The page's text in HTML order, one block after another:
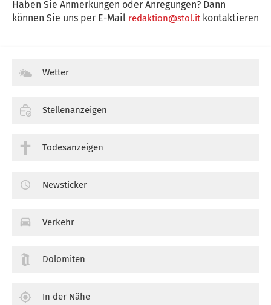
Haben Sie Anmerkungen oder Anregungen? Dann
können Sie uns per E-Mail redaktion@stol.itkontaktieren
Wetter
Stellenanzeigen
Todesanzeigen
Newsticker
Verkehr
Dolomiten
In der Nähe